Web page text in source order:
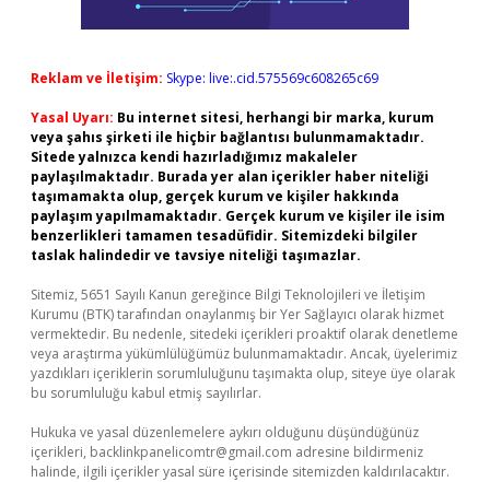
Reklam ve İletişim: Skype: live:.cid.575569c608265c69
Yasal Uyarı: Bu internet sitesi, herhangi bir marka, kurum
veya şahıs şirketi ile hiçbir bağlantısı bulunmamaktadır.
Sitede yalnızca kendi hazırladığımız makaleler
paylaşılmaktadır. Burada yer alan içerikler haber niteliği
taşımamakta olup, gerçek kurum ve kişiler hakkında
paylaşım yapılmamaktadır. Gerçek kurum ve kişiler ile isim
benzerlikleri tamamen tesadüfidir. Sitemizdeki bilgiler
taslak halindedir ve tavsiye niteliği taşımazlar.
Sitemiz, 5651 Sayılı Kanun gereğince Bilgi Teknolojileri ve İletişim
Kurumu (BTK) tarafından onaylanmış bir Yer Sağlayıcı olarak hizmet
vermektedir. Bu nedenle, sitedeki içerikleri proaktif olarak denetleme
veya araştırma yükümlülüğümüz bulunmamaktadır. Ancak, üyelerimiz
yazdıkları içeriklerin sorumluluğunu taşımakta olup, siteye üye olarak
bu sorumluluğu kabul etmiş sayılırlar.
Hukuka ve yasal düzenlemelere aykırı olduğunu düşündüğünüz
içerikleri, backlinkpanelicomtr@gmail.com adresine bildirmeniz
halinde, ilgili içerikler yasal süre içerisinde sitemizden kaldırılacaktır.